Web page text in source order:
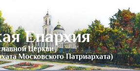
Епархия
Церкви
Московского Патриархата)